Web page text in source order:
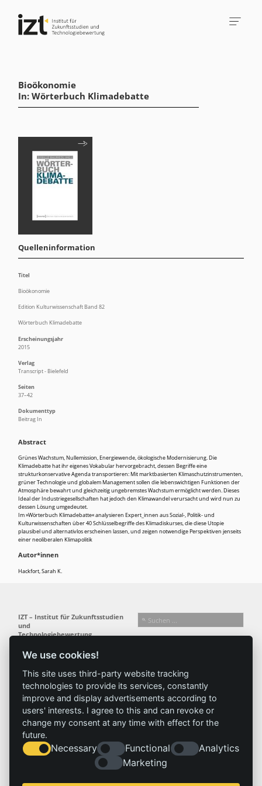
Bioökonomie
In: Wörterbuch Klimadebatte
Abstract
Grünes Wachstum, Nullemission, Energiewende, ökologische Modernisierung. Die
Klimadebatte hat ihr eigenes Vokabular hervorgebracht, dessen Begriffe eine
strukturkonservative Agenda transportieren: Mit marktbasierten Klimaschutzinstrumenten,
grüner Technologie und globalem Management sollen die lebenswichtigen Funktionen der
Atmosphäre bewahrt und gleichzeitig ungebremstes Wachstum ermöglicht werden. Dieses
Ideal der Industriegesellschaften hat jedoch den Klimawandel verursacht und wird nun zu
dessen Lösung umgedeutet.
Im »Wörterbuch Klimadebatte« analysieren Expert_innen aus Sozial-, Politik- und
Kulturwissenschaften über 40 Schlüsselbegriffe des Klimadiskurses, die diese Utopie
plausibel und alternativlos erscheinen lassen, und zeigen notwendige Perspektiven jenseits
einer neoliberalen Klimapolitik
Autor*innen
Hackfort, Sarah K.
Quelleninformation
Titel
Bioökonomie
Edition Kulturwissenschaft Band 82
Wörterbuch Klimadebatte
Erscheinungsjahr
2015
Verlag
Transcript - Bielefeld
Seiten
37–42
Dokumenttyp
Beitrag In
We use cookies!
This site uses third-party website tracking
technologies to provide its services, constantly
improve and display advertisements according to
users' interests. I agree to this and can revoke or
change my consent at any time with effect for the
future.
Necessary Functional
Analytics
Marketing
IZT – Institut für Zukunftsstudien
und
Technologiebewertung
Busseallee 1 · 14163 Berlin
info@izt.de| www.izt.de
Institut
Profil
Team
Gremien
Forschung
Forschungsfelder
Referenz
Ergebnisse
Projekte
Aktuelles
News